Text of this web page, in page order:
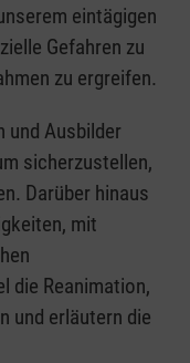
eintägigen
Gefahren zu
zu ergreifen.
und Ausbilder
sicherzustellen,
Darüber hinaus
mit
die Reanimation,
und erläutern die